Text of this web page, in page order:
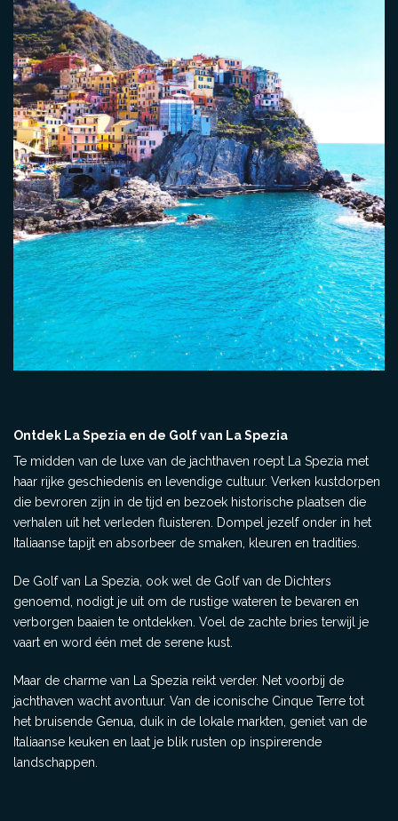
Ontdek La Spezia en de Golf van La Spezia
Te midden van de luxe van de jachthaven roept La Spezia met
haar rijke geschiedenis en levendige cultuur. Verken kustdorpen
die bevroren zijn in de tijd en bezoek historische plaatsen die
verhalen uit het verleden fluisteren. Dompel jezelf onder in het
Italiaanse tapijt en absorbeer de smaken, kleuren en tradities.
De Golf van La Spezia, ook wel de Golf van de Dichters
genoemd, nodigt je uit om de rustige wateren te bevaren en
verborgen baaien te ontdekken. Voel de zachte bries terwijl je
vaart en word één met de serene kust.
Maar de charme van La Spezia reikt verder. Net voorbij de
jachthaven wacht avontuur. Van de iconische Cinque Terre tot
het bruisende Genua, duik in de lokale markten, geniet van de
Italiaanse keuken en laat je blik rusten op inspirerende
landschappen.